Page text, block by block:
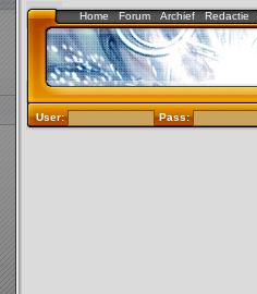
Home Forum Archief Redactie
User: Pass: